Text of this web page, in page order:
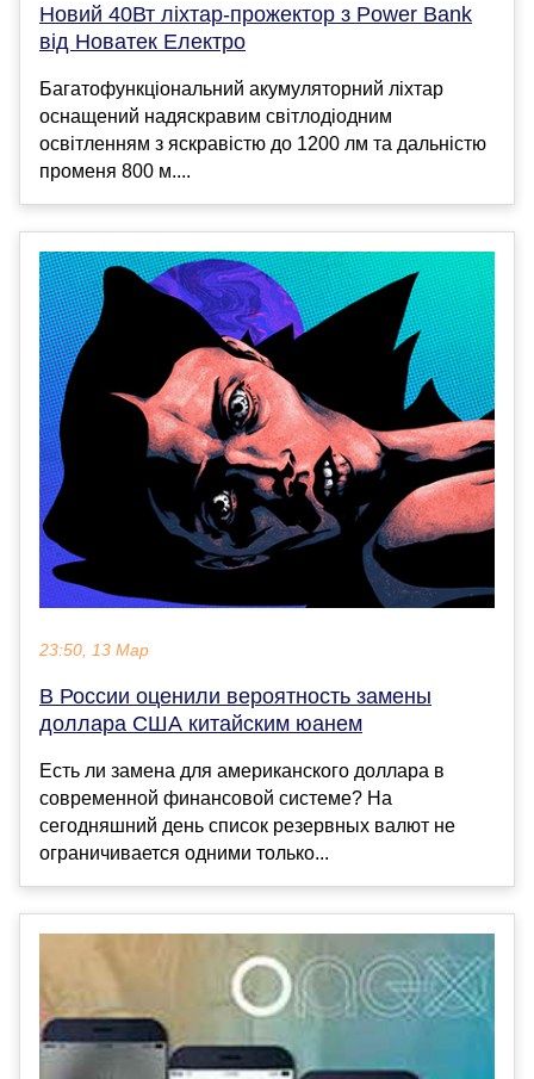
Новий 40Вт ліхтар-прожектор з Power Bank
від Новатек Електро
Багатофункціональний акумуляторний ліхтар
оснащений надяскравим світлодіодним
освітленням з яскравістю до 1200 лм та дальністю
променя 800 м....
23:50, 13 Мар
В России оценили вероятность замены
доллара США китайским юанем
Есть ли замена для американского доллара в
современной финансовой системе? На
сегодняшний день список резервных валют не
ограничивается одними только...